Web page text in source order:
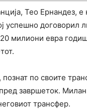
Тео Ернандез,
успешно договорил
милиони евра
по своите
завршеток.
трансфер.